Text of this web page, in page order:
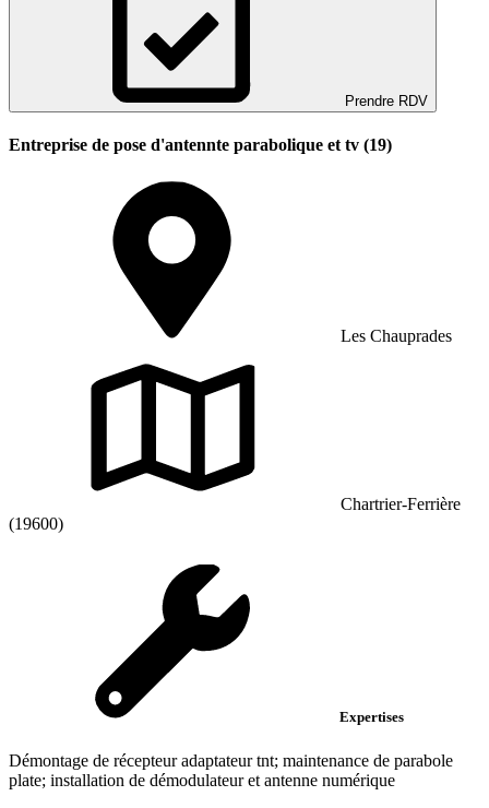
Prendre RDV
Entreprise de pose d'antennte parabolique et tv (19)
Les Chauprades
Chartrier-Ferrière
(19600)
Expertises
Démontage de récepteur adaptateur tnt; maintenance de parabole
plate; installation de démodulateur et antenne numérique